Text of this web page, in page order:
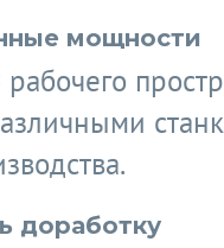
мощности
доработку